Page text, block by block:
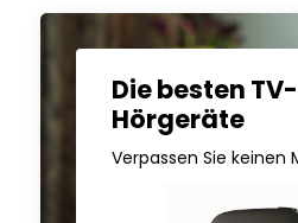
Die besten TV-
Hörgeräte
Verpassen Sie keinen